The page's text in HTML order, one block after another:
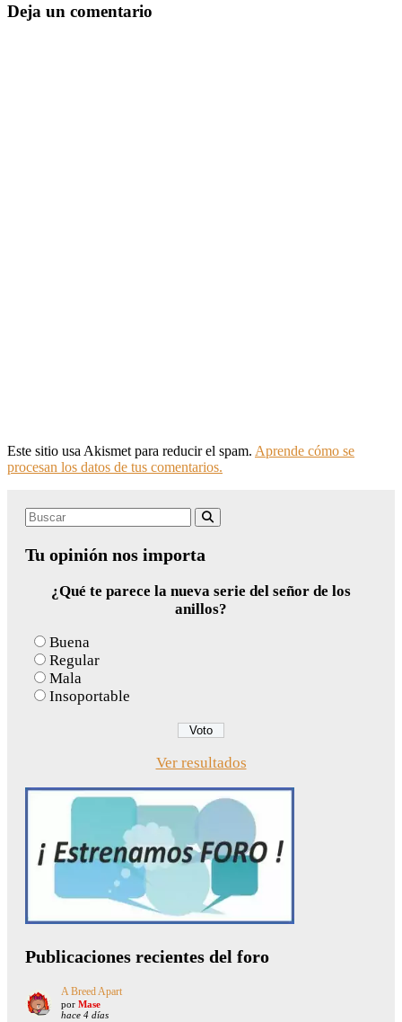
Deja un comentario
Este sitio usa Akismet para reducir el spam. Aprende cómo se
procesan los datos de tus comentarios.
Search
Tu opinión nos importa
¿Qué te parece la nueva serie del señor de los
anillos?
Buena
Regular
Mala
Insoportable
Ver resultados
Publicaciones recientes del foro
A Breed Apart
por Mase
hace 4 días